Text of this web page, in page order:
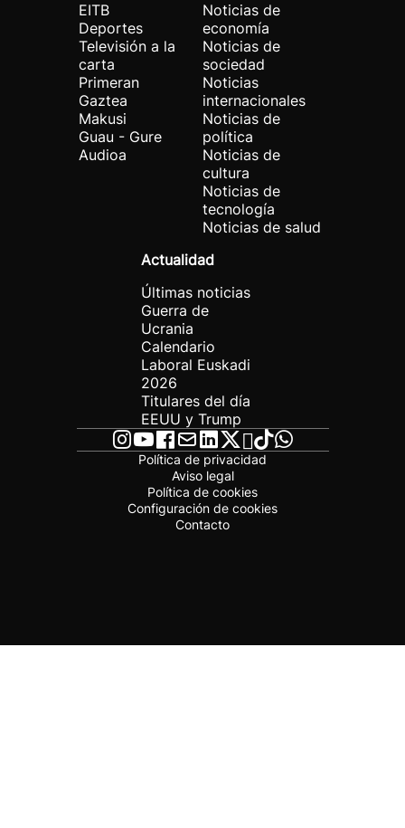
EITB
Deportes
Televisión a la
carta
Primeran
Gaztea
Makusi
Guau - Gure
Audioa
Noticias de
economía
Noticias de
sociedad
Noticias
internacionales
Noticias de
política
Noticias de
cultura
Noticias de
tecnología
Noticias de salud
Actualidad
Últimas noticias
Guerra de
Ucrania
Calendario
Laboral Euskadi
2026
Titulares del día
EEUU y Trump
Política de privacidad
Aviso legal
Política de cookies
Configuración de cookies
Contacto